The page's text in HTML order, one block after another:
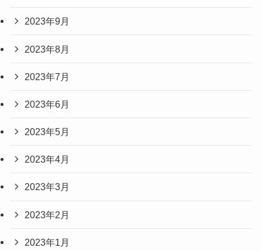
2023年9月
2023年8月
2023年7月
2023年6月
2023年5月
2023年4月
2023年3月
2023年2月
2023年1月